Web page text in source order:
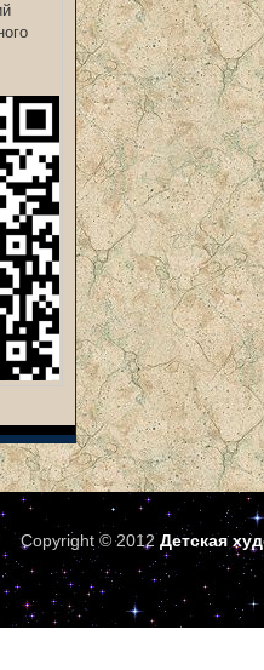
Copyright © 2012Детская